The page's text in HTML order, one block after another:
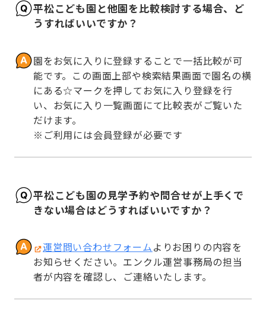
平松こども園と他園を比較検討する場合、ど
うすればいいですか？
園をお気に入りに登録することで一括比較が可
能です。この画面上部や検索結果画面で園名の横
にある☆マークを押してお気に入り登録を行
い、お気に入り一覧画面にて比較表がご覧いた
だけます。
※ご利用には会員登録が必要です
平松こども園の見学予約や問合せが上手くで
きない場合はどうすればいいですか？
運営問い合わせフォームよりお困りの内容を
お知らせください。エンクル運営事務局の担当
者が内容を確認し、ご連絡いたします。